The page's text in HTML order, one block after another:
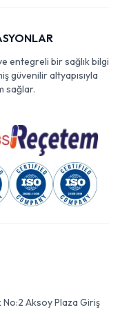
entegreli bir sağlık bilgi
güvenilir altyapısıyla
sağlar.
No:2 Aksoy Plaza Giriş